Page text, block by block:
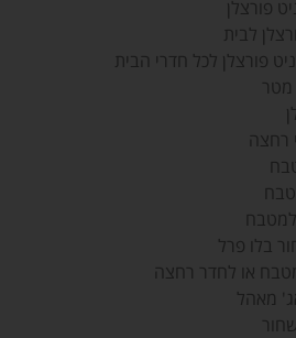
פורצלן
לבית
פורצלן לכל חדרי הבית
מטר
רחצה
למטבח
בלו פרל
או לחדר רחצה
מאהל